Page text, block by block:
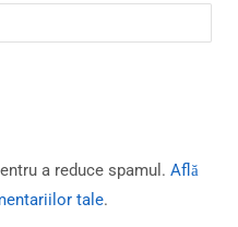
a reduce spamul. Află
tale.